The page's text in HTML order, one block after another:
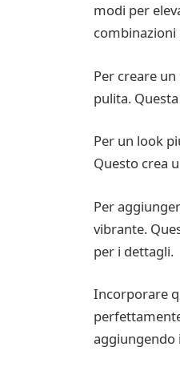
modi per
Per creare
pulita.
Per un look
Questo crea
Per
vibrante.
per i dettagli.
Incorporare
aggiungendo